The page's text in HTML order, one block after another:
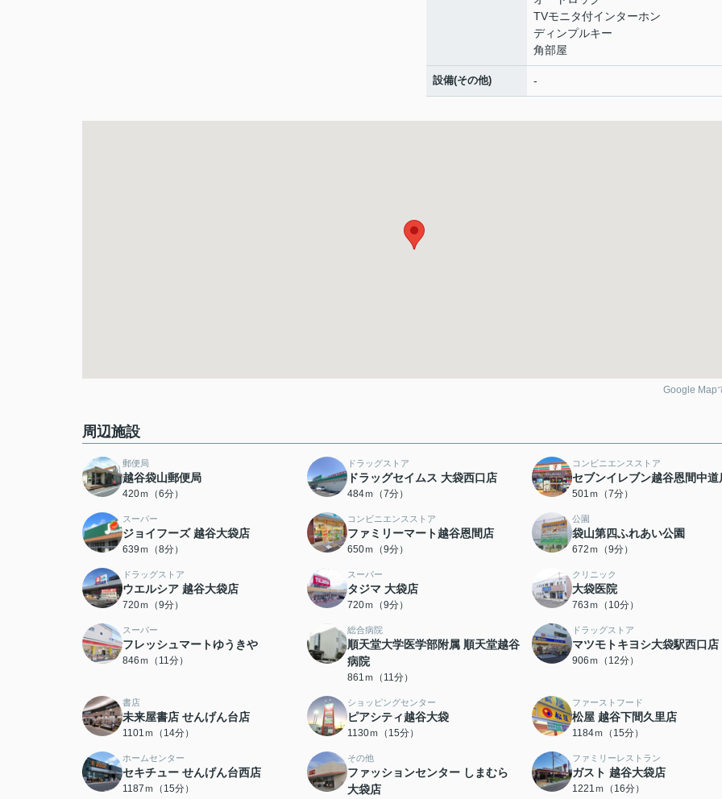
TVモニタ付インターホン
ディンプルキー
角部屋
設備(その他) -
Google Map
周辺施設
郵便局
越谷袋山郵便局
420ｍ（6分）
ドラッグストア
ドラッグセイムス 大袋西口店
484ｍ（7分）
コンビニエンスストア
セブンイレブン越谷恩間中道
501ｍ（7分）
スーパー
ジョイフーズ 越谷大袋店
639ｍ（8分）
コンビニエンスストア
ファミリーマート越谷恩間店
650ｍ（9分）
公園
袋山第四ふれあい公園
672ｍ（9分）
ドラッグストア
ウエルシア 越谷大袋店
720ｍ（9分）
スーパー
タジマ 大袋店
720ｍ（9分）
クリニック
大袋医院
763ｍ（10分）
スーパー
フレッシュマートゆうきや
846ｍ（11分）
総合病院
順天堂大学医学部附属 順天堂越谷
病院
861ｍ（11分）
ドラッグストア
マツモトキヨシ大袋駅西口店
906ｍ（12分）
書店
未来屋書店 せんげん台店
1101ｍ（14分）
ショッピングセンター
ピアシティ越谷大袋
1130ｍ（15分）
ファーストフード
松屋 越谷下間久里店
1184ｍ（15分）
ホームセンター
セキチュー せんげん台西店
1187ｍ（15分）
その他
ファッションセンター しまむら
大袋店
ファミリーレストラン
ガスト 越谷大袋店
1221ｍ（16分）